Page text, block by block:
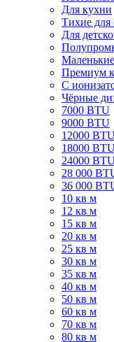
Для кухни
Тихие для
Для
Маленькие
Премиум
C
Чёрные
7000 BTU
9000 BTU
12000
18000
24000
28 000
36 000
10 кв м
12 кв м
15 кв м
20 кв м
25 кв м
30 кв м
35 кв м
40 кв м
50 кв м
60 кв м
70 кв м
80 кв м